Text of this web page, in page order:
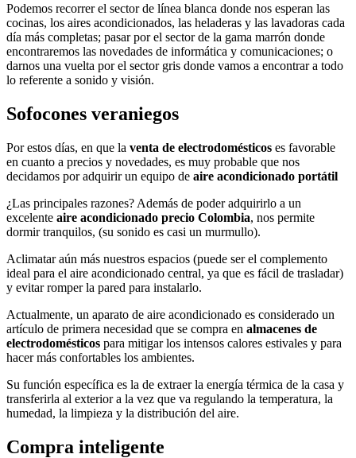
Podemos recorrer el sector de línea blanca donde nos esperan las
cocinas, los aires acondicionados, las heladeras y las lavadoras cada
día más completas; pasar por el sector de la gama marrón donde
encontraremos las novedades de informática y comunicaciones; o
darnos una vuelta por el sector gris donde vamos a encontrar a todo
lo referente a sonido y visión.
Sofocones veraniegos
Por estos días, en que la venta de electrodomésticos es favorable
en cuanto a precios y novedades, es muy probable que nos
decidamos por adquirir un equipo de aire acondicionado portátil
¿Las principales razones? Además de poder adquirirlo a un
excelente aire acondicionado precio Colombia, nos permite
dormir tranquilos, (su sonido es casi un murmullo).
Aclimatar aún más nuestros espacios (puede ser el complemento
ideal para el aire acondicionado central, ya que es fácil de trasladar)
y evitar romper la pared para instalarlo.
Actualmente, un aparato de aire acondicionado es considerado un
artículo de primera necesidad que se compra en almacenes de
electrodomésticos para mitigar los intensos calores estivales y para
hacer más confortables los ambientes.
Su función específica es la de extraer la energía térmica de la casa y
transferirla al exterior a la vez que va regulando la temperatura, la
humedad, la limpieza y la distribución del aire.
Compra inteligente